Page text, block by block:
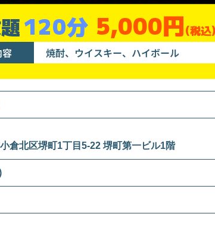
120分 5,000円(税込
焼酎、ウイスキー、ハイボール
倉北区堺町1丁目5-22 堺町第一ビル1階